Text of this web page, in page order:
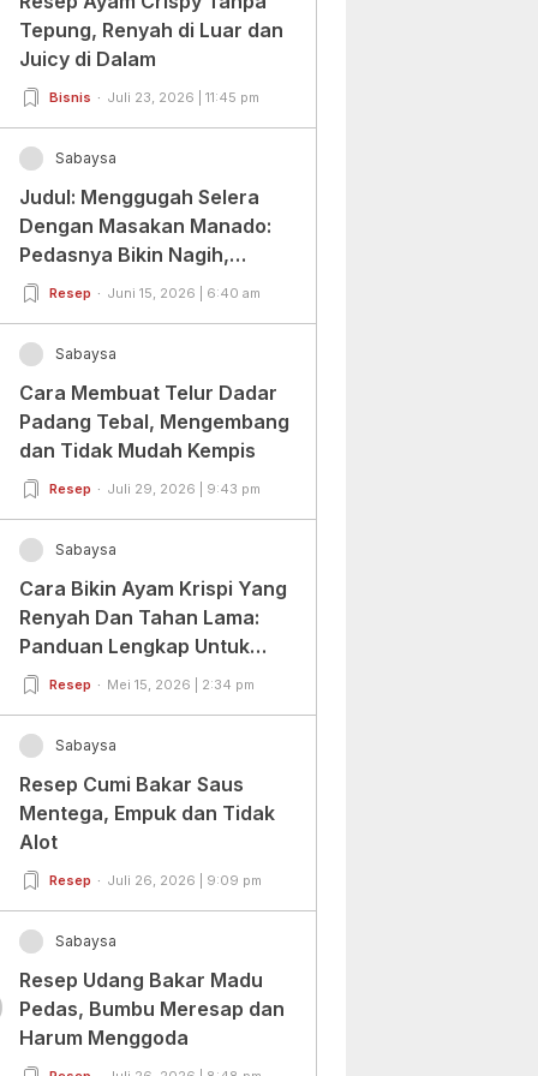
Tepung, Renyah di Luar dan
Juicy di Dalam
Bisnis Juli 23, 2026 | 11:45 pm
Sabaysa
Judul: Menggugah Selera
Dengan Masakan Manado:
Pedasnya Bikin Nagih,
Ragamnya Bikin Ketagihan!
Resep Juni 15, 2026 | 6:40 am
Sabaysa
Cara Membuat Telur Dadar
Padang Tebal, Mengembang
dan Tidak Mudah Kempis
Resep Juli 29, 2026 | 9:43 pm
Sabaysa
Cara Bikin Ayam Krispi Yang
Renyah Dan Tahan Lama:
Panduan Lengkap Untuk
Pemula Dan Profesional
Resep Mei 15, 2026 | 2:34 pm
Sabaysa
Resep Cumi Bakar Saus
Mentega, Empuk dan Tidak
Alot
Resep Juli 26, 2026 | 9:09 pm
Sabaysa
Resep Udang Bakar Madu
Pedas, Bumbu Meresap dan
Harum Menggoda